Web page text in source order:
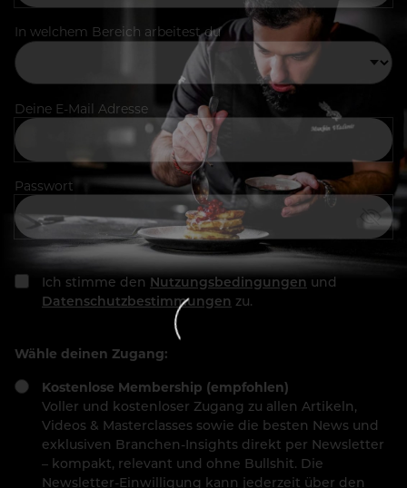
In welchem Bereich arbeitest du
Deine E-Mail Adresse
Passwort
Ich stimme den Nutzungsbedingungen und
Datenschutzbestimmungen zu.
Wähle deinen Zugang:
Kostenlose Membership (empfohlen)
Voller und kostenloser Zugang zu allen Artikeln,
Videos & Masterclasses sowie die besten News und
exklusiven Branchen-Insights direkt per Newsletter
– kompakt, relevant und ohne Bullshit. Die
Newsletter-Einwilligung kann jederzeit über den